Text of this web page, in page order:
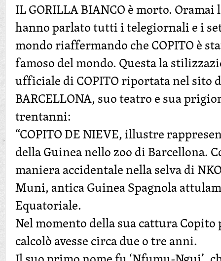
IL GORILLA BIANCO è morto.
hanno parlato tutti i telegiornali e i
mondo riaffermando che COPITO è
famoso del mondo. Questa la
ufficiale di COPITO riportata nel sito
BARCELLONA, suo teatro e sua
trentanni:
“COPITO DE NIEVE, illustre
della Guinea nello zoo di Barcellona.
maniera accidentale nella selva di
Muni, antica Guinea Spagnola
Equatoriale.
Nel momento della sua cattura Copito
calcolò avesse circa due o tre anni.